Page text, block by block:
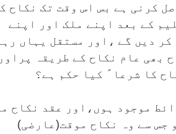
کرنی ہے بس اس وقت تک نکاح
کے بعد اپنے ملک اور اپنے
دیں گے ،اور مستقل یہاں
بھی عام نکاح کے طریقہ پراور
کا شرعا ً کیا حکم ہے؟
موجود ہوں،اور عقد نکاح
جس سے وہ نکاح موقت(عارضی)